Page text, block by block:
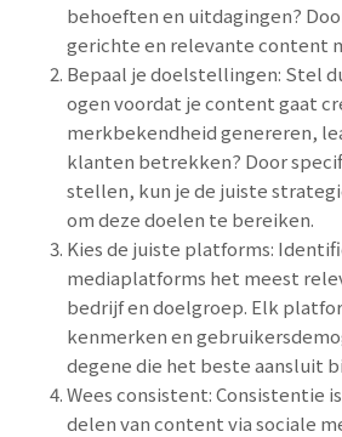
behoeften en uitdagingen?
gerichte en relevante content
Bepaal je doelstellingen: Stel
ogen voordat je content gaat
merkbekendheid genereren,
klanten betrekken? Door
stellen, kun je de juiste
om deze doelen te bereiken.
Kies de juiste platforms:
mediaplatforms het meest
bedrijf en doelgroep. Elk
kenmerken en
degene die het beste aansluit
Wees consistent: Consistentie
delen van content via sociale